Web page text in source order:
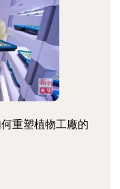
重塑植物工廠的